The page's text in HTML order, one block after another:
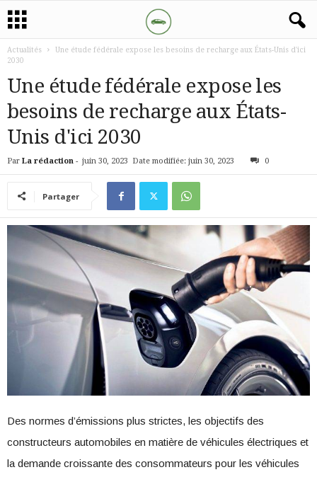
Actualités
Une étude fédérale expose les besoins de recharge aux États-Unis d'ici
2030
Une étude fédérale expose les
besoins de recharge aux États-
Unis d'ici 2030
Par La rédaction - juin 30, 2023 Date modifiée: juin 30, 2023 0
Partager
Des normes d’émissions plus strictes, les objectifs des
constructeurs automobiles en matière de véhicules électriques et
la demande croissante des consommateurs pour les véhicules